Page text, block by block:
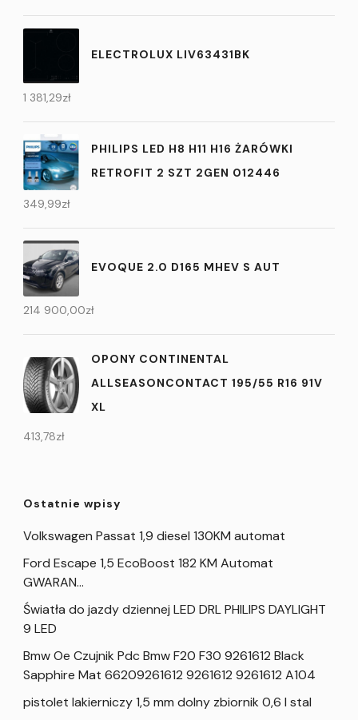
ELECTROLUX LIV63431BK
1 381,29zł
PHILIPS LED H8 H11 H16 ŻARÓWKI
RETROFIT 2 SZT 2GEN 012446
349,99zł
EVOQUE 2.0 D165 MHEV S AUT
214 900,00zł
OPONY CONTINENTAL
ALLSEASONCONTACT 195/55 R16 91V
XL
413,78zł
Ostatnie wpisy
Volkswagen Passat 1,9 diesel 130KM automat
Ford Escape 1,5 EcoBoost 182 KM Automat
GWARAN…
Światła do jazdy dziennej LED DRL PHILIPS DAYLIGHT
9 LED
Bmw Oe Czujnik Pdc Bmw F20 F30 9261612 Black
Sapphire Mat 66209261612 9261612 9261612 A104
pistolet lakierniczy 1,5 mm dolny zbiornik 0,6 l stal